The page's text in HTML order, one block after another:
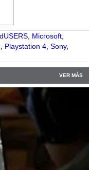
, Microsoft,
, Playstation 4, Sony,
VER MÁS